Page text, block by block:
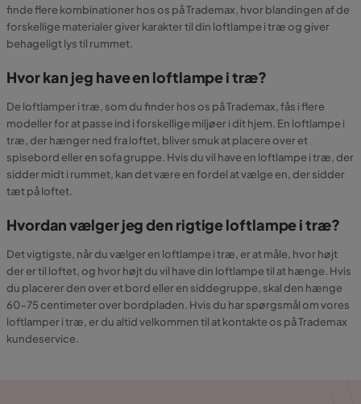
finde flere kombinationer hos os på Trademax, hvor blandingen af de
forskellige materialer giver karakter til din loftlampe i træ og giver
behageligt lys til rummet.
Hvor kan jeg have en loftlampe i træ?
De loftlamper i træ, som du finder hos os på Trademax, fås i flere
modeller for at passe ind i forskellige miljøer i dit hjem. En loftlampe i
træ, der hænger ned fra loftet, bliver smuk at placere over et
spisebord eller en sofa gruppe. Hvis du vil have en loftlampe i træ, der
sidder midt i rummet, kan det være en fordel at vælge en, der sidder
tæt på loftet.
Hvordan vælger jeg den rigtige loftlampe i træ?
Det vigtigste, når du vælger en loftlampe i træ, er at måle, hvor højt
der er til loftet, og hvor højt du vil have din loftlampe til at hænge. Hvis
du placerer den over et bord eller en siddegruppe, skal den hænge
60-75 centimeter over bordpladen. Hvis du har spørgsmål om vores
loftlamper i træ, er du altid velkommen til at kontakte os på Trademax
kundeservice.